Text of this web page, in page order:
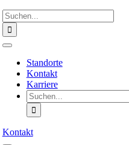
Suche
nach:
Toggle
NavigationStandorte
Kontakt
Karriere
Suche
nach:
Kontakt